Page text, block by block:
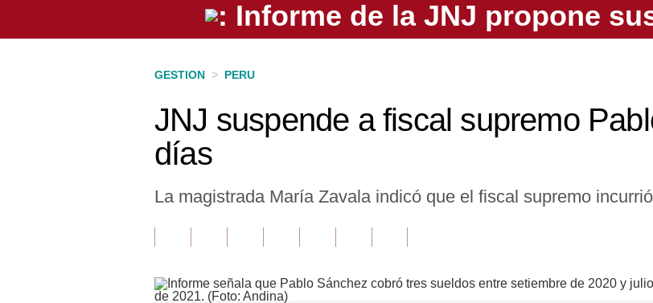
Perú
GESTION > PERU
JNJ suspende a fiscal supremo
días
La magistrada María Zavala indicó que el fiscal supremo